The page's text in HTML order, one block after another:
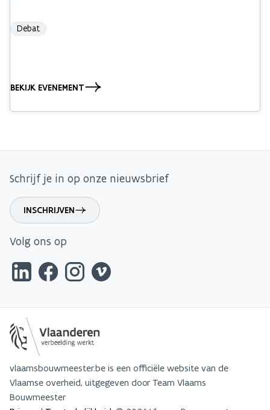
Debat
BEKIJK EVENEMENT
Schrijf je in op onze nieuwsbrief
INSCHRIJVEN
Volg ons op
vlaamsbouwmeester.be is een officiële website van de
Vlaamse overheid, uitgegeven door Team Vlaams
Bouwmeester